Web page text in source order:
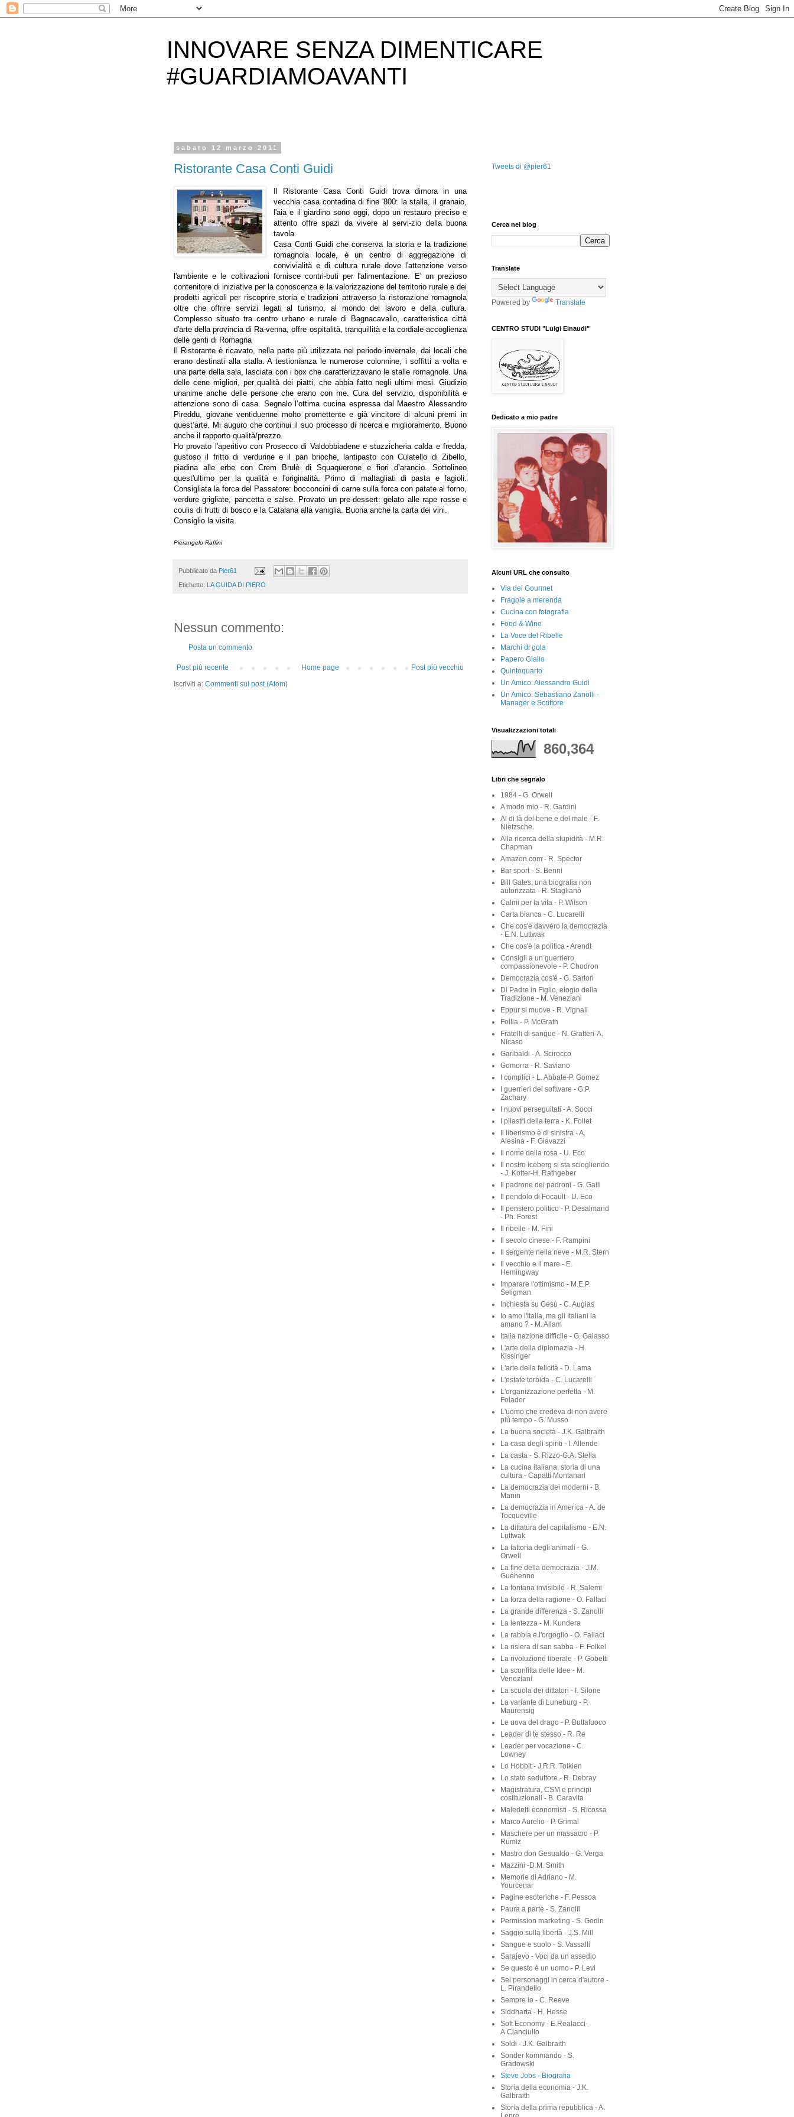
INNOVARE SENZA DIMENTICARE
#GUARDIAMOAVANTI
sabato 12 marzo 2011
Ristorante Casa Conti Guidi
Il Ristorante Casa Conti Guidi trova dimora in una
vecchia casa contadina di fine '800: la stalla, il granaio,
l'aia e il giardino sono oggi, dopo un restauro preciso e
attento offre spazi da vivere al servi-zio della buona
tavola.
Casa Conti Guidi che conserva la storia e la tradizione
romagnola locale, è un centro di aggregazione di
convivialità e di cultura rurale dove l'attenzione verso
l'ambiente e le coltivazioni fornisce contri-buti per l'alimentazione. E' un prezioso
contenitore di iniziative per la conoscenza e la valorizzazione del territorio rurale e dei
prodotti agricoli per riscoprire storia e tradizioni attraverso la ristorazione romagnola
oltre che offrire servizi legati al turismo, al mondo del lavoro e della cultura.
Complesso situato tra centro urbano e rurale di Bagnacavallo, caratteristica città
d'arte della provincia di Ra-venna, offre ospitalità, tranquillità e la cordiale accoglienza
delle genti di Romagna
Il Ristorante è ricavato, nella parte più utilizzata nel periodo invernale, dai locali che
erano destinati alla stalla. A testionianza le numerose colonnine, i soffitti a volta e
una parte della sala, lasciata con i box che caratterizzavano le stalle romagnole. Una
delle cene migliori, per qualità dei piatti, che abbia fatto negli ultimi mesi. Giudizio
unanime anche delle persone che erano con me. Cura del servizio, disponibilità e
attenzione sono di casa. Segnalo l’ottima cucina espressa dal Maestro Alessandro
Pireddu, giovane ventiduenne molto promettente e già vincitore di alcuni premi in
quest’arte. Mi auguro che continui il suo processo di ricerca e miglioramento. Buono
anche il rapporto qualità/prezzo.
Ho provato l'aperitivo con Prosecco di Valdobbiadene e stuzzicheria calda e fredda,
gustoso il fritto di verdurine e il pan brioche, lantipasto con Culatello di Zibello,
piadina alle erbe con Crem Brulè di Squaquerone e fiori d’arancio. Sottolineo
quest'ultimo per la qualità e l'originalità. Primo di maltagliati di pasta e fagioli.
Consigliata la forca del Passatore: bocconcini di carne sulla forca con patate al forno,
verdure grigliate, pancetta e salse. Provato un pre-dessert: gelato alle rape rosse e
coulis di frutti di bosco e la Catalana alla vaniglia. Buona anche la carta dei vini.
Consiglio la visita.
Pierangelo Raffini
Pubblicato da Pier61
Etichette: LA GUIDA DI PIERO
Nessun commento:
Posta un commento
Post più recente Post più vecchio
Home page
Iscriviti a: Commenti sul post (Atom)
Tweets di @pier61
Cerca nel blog
Translate
Powered by Translate
CENTRO STUDI "Luigi Einaudi"
Dedicato a mio padre
Alcuni URL che consulto
Via dei Gourmet
Fragole a merenda
Cucina con fotografia
Food & Wine
La Voce del Ribelle
Marchi di gola
Papero Giallo
Quintoquarto
Un Amico: Alessandro Guidi
Un Amico: Sebastiano Zanolli -
Manager e Scrittore
Visualizzazioni totali
860,364
Libri che segnalo
1984 - G. Orwell
A modo mio - R. Gardini
Al di là del bene e del male - F.
Nietzsche
Alla ricerca della stupidità - M.R.
Chapman
Amazon.com - R. Spector
Bar sport - S. Benni
Bill Gates, una biografia non
autorizzata - R. Staglianò
Calmi per la vita - P. Wilson
Carta bianca - C. Lucarelli
Che cos'è davvero la democrazia
- E.N. Luttwak
Che cos'è la politica - Arendt
Consigli a un guerriero
compassionevole - P. Chodron
Democrazia cos'è - G. Sartori
Di Padre in Figlio, elogio della
Tradizione - M. Veneziani
Eppur si muove - R. Vignali
Follia - P. McGrath
Fratelli di sangue - N. Gratteri-A.
Nicaso
Garibaldi - A. Scirocco
Gomorra - R. Saviano
I complici - L. Abbate-P. Gomez
I guerrieri del software - G.P.
Zachary
I nuovi perseguitati - A. Socci
I pilastri della terra - K. Follet
Il liberismo è di sinistra - A.
Alesina - F. Giavazzi
Il nome della rosa - U. Eco
Il nostro iceberg si sta sciogliendo
- J. Kotter-H. Rathgeber
Il padrone dei padroni - G. Galli
Il pendolo di Focault - U. Eco
Il pensiero politico - P. Desalmand
- Ph. Forest
Il ribelle - M. Fini
Il secolo cinese - F. Rampini
Il sergente nella neve - M.R. Stern
Il vecchio e il mare - E.
Hemingway
Imparare l'ottimismo - M.E.P.
Seligman
Inchiesta su Gesù - C. Augias
Io amo l'Italia, ma gli Italiani la
amano ? - M. Allam
Italia nazione difficile - G. Galasso
L'arte della diplomazia - H.
Kissinger
L'arte della felicità - D. Lama
L'estate torbida - C. Lucarelli
L'organizzazione perfetta - M.
Folador
L'uomo che credeva di non avere
più tempo - G. Musso
La buona società - J.K. Galbraith
La casa degli spiriti - I. Allende
La casta - S. Rizzo-G.A. Stella
La cucina italiana, storia di una
cultura - Capatti Montanari
La democrazia dei moderni - B.
Manin
La democrazia in America - A. de
Tocqueville
La dittatura del capitalismo - E.N.
Luttwak
La fattoria degli animali - G.
Orwell
La fine della democrazia - J.M.
Guéhenno
La fontana invisibile - R. Salemi
La forza della ragione - O. Fallaci
La grande differenza - S. Zanolli
La lentezza - M. Kundera
La rabbia e l'orgoglio - O. Fallaci
La risiera di san sabba - F. Folkel
La rivoluzione liberale - P. Gobetti
La sconfitta delle Idee - M.
Veneziani
La scuola dei dittatori - I. Silone
La variante di Luneburg - P.
Maurensig
Le uova del drago - P. Buttafuoco
Leader di te stesso - R. Re
Leader per vocazione - C.
Lowney
Lo Hobbit - J.R.R. Tolkien
Lo stato seduttore - R. Debray
Magistratura, CSM e principi
costituzionali - B. Caravita
Maledetti economisti - S. Ricossa
Marco Aurelio - P. Grimal
Maschere per un massacro - P.
Rumiz
Mastro don Gesualdo - G. Verga
Mazzini -D.M. Smith
Memorie di Adriano - M.
Yourcenar
Pagine esoteriche - F. Pessoa
Paura a parte - S. Zanolli
Permission marketing - S. Godin
Saggio sulla libertà - J.S. Mill
Sangue e suolo - S. Vassalli
Sarajevo - Voci da un assedio
Se questo è un uomo - P. Levi
Sei personaggi in cerca d'autore -
L. Pirandello
Sempre io - C. Reeve
Siddharta - H. Hesse
Soft Economy - E.Realacci-
A.Cianciullo
Soldi - J.K. Galbraith
Sonder kommando - S.
Gradowski
Steve Jobs - Biografia
Storia della economia - J.K.
Galbraith
Storia della prima repubblica - A.